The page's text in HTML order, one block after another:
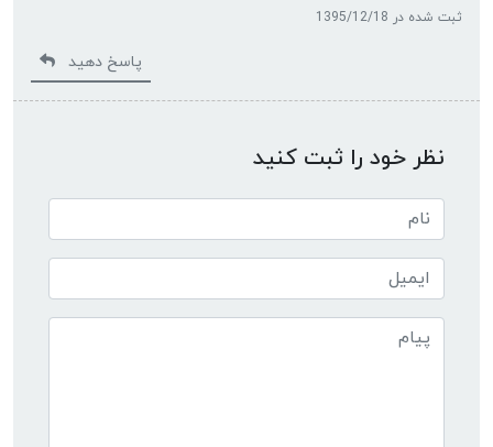
ثبت شده در 1395/12/18
پاسخ دهید
نظر خود را ثبت کنید